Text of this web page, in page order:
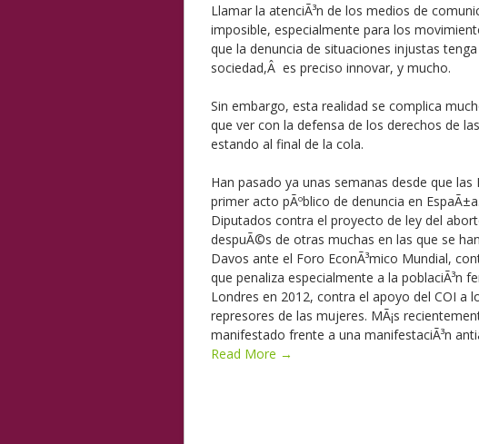
Llamar la atenciÃ³n de los medios de
imposible, especialmente para los
que la denuncia de situaciones injustas
sociedad,Â es preciso innovar, y mucho.
Sin embargo, esta realidad se complica
que ver con la defensa de los derechos de
estando al final de la cola.
Han pasado ya unas semanas desde que
primer acto pÃºblico de denuncia en
Diputados contra el proyecto de ley del
despuÃ©s de otras muchas en las que se
Davos ante el Foro EconÃ³mico Mundial,
que penaliza especialmente a la poblaciÃ³n
Londres en 2012, contra el apoyo del COI a
represores de las mujeres. MÃ¡s
manifestado frente a una manifestaciÃ³n
Read More →